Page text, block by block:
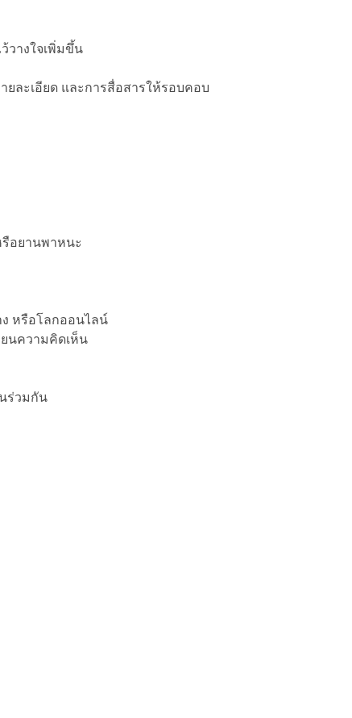
วางใจเพิ่มขึ้น
ยละเอียด และการสื่อสารให้รอบคอบ
รือยานพาหนะ
หรือโลกออนไลน์
นความคิดเห็น
ร่วมกัน